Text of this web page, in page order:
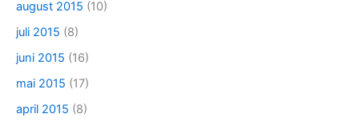
august 2015 (10)
juli 2015 (8)
juni 2015 (16)
mai 2015 (17)
april 2015 (8)